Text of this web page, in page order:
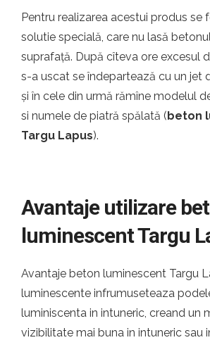
Pentru realizarea acestui produs se
solutie specială, care nu lasă
suprafață. După cîteva ore excesul
s-a uscat se îndepartează cu un jet
și în cele din urmă rămîne modelul
si numele de piatră spălată (beton
Targu Lapus).
Avantaje utilizare
luminescent Targu
Avantaje beton luminescent Targu
luminescente infrumuseteaza
luminiscenta in intuneric, creand un
vizibilitate mai buna in intuneric sau